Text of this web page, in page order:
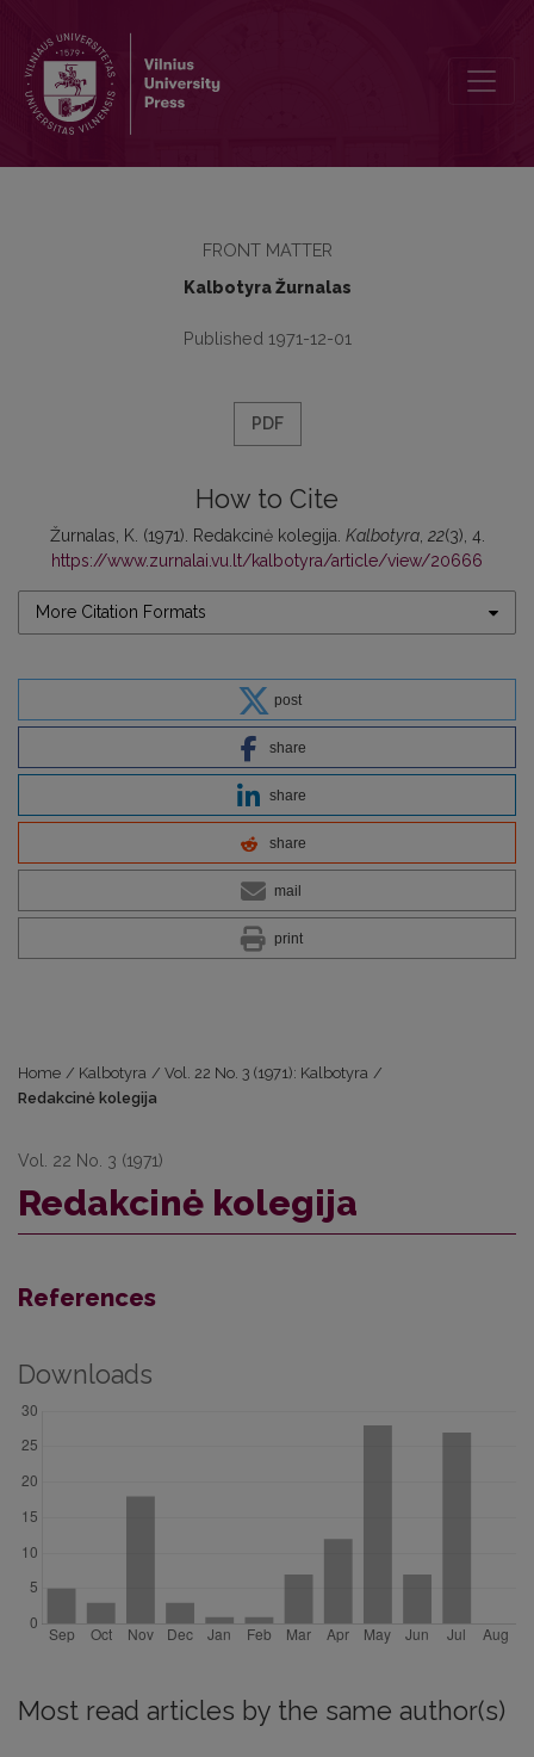
FRONT MATTER
Kalbotyra Žurnalas
Published 1971-12-01
PDF
How to Cite
Žurnalas, K. (1971). Redakcinė kolegija. Kalbotyra, 22(3), 4.
https://www.zurnalai.vu.lt/kalbotyra/article/view/20666
More Citation Formats
post
share
share
share
mail
print
Home / Kalbotyra / Vol. 22 No. 3 (1971): Kalbotyra /
Redakcinė kolegija
Vol. 22 No. 3 (1971)
Redakcinė kolegija
References
Downloads
Most read articles by the same author(s)